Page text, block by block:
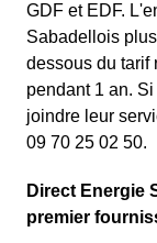
GDF et EDF.
Sabadellois
dessous du tarif
pendant 1 an.
joindre leur
09 70 25 02 50.
Direct Energie
premier